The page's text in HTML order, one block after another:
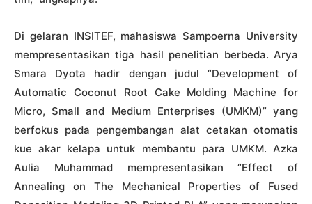
Di gelaran INSITEF, mahasiswa Sampoerna University
mempresentasikan tiga hasil penelitian berbeda. Arya
Smara Dyota hadir dengan judul “Development of
Automatic Coconut Root Cake Molding Machine for
Micro, Small and Medium Enterprises (UMKM)” yang
berfokus pada pengembangan alat cetakan otomatis
kue akar kelapa untuk membantu para UMKM. Azka
Aulia Muhammad mempresentasikan “Effect of
Annealing on The Mechanical Properties of Fused